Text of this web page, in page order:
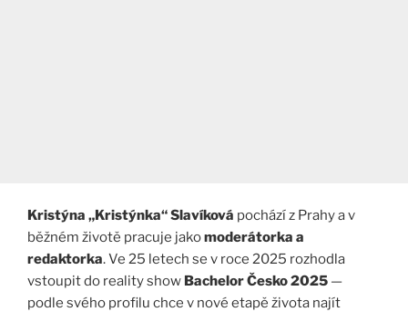
Kristýna „Kristýnka“ Slavíková pochází z Prahy a v
běžném životě pracuje jakomoderátorka a
redaktorka. Ve 25 letech se v roce 2025 rozhodla
vstoupit do reality show Bachelor Česko 2025 —
podle svého profilu chce v nové etapě života najít